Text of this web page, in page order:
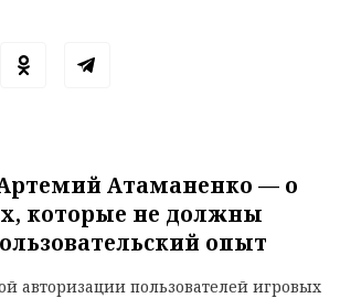
Атаманенко — о
которые не должны
опыт
авторизации пользователей игровых